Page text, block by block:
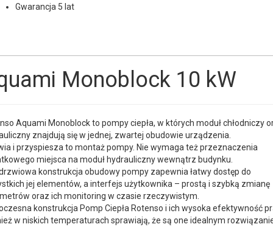
Gwarancja 5 lat
Monoblock 10 kW
Aquami Monoblock to pompy ciepła, w których moduł chłodniczy
znajdują się w jednej, zwartej obudowie urządzenia.
i przyspiesza to montaż pompy. Nie wymaga też przeznaczenia
miejsca na moduł hydrauliczny wewnątrz budynku.
konstrukcja obudowy pompy zapewnia łatwy dostęp do
jej elementów, a interfejs użytkownika – prostą i szybką zmianę
oraz ich monitoring w czasie rzeczywistym.
konstrukcja Pomp Ciepła Rotenso i ich wysoka efektywność
w niskich temperaturach sprawiają, że są one idealnym